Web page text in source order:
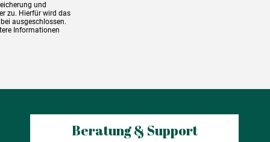
und
zu. Hierfür wird das
ausgeschlossen.
Informationen
Beratung & Support